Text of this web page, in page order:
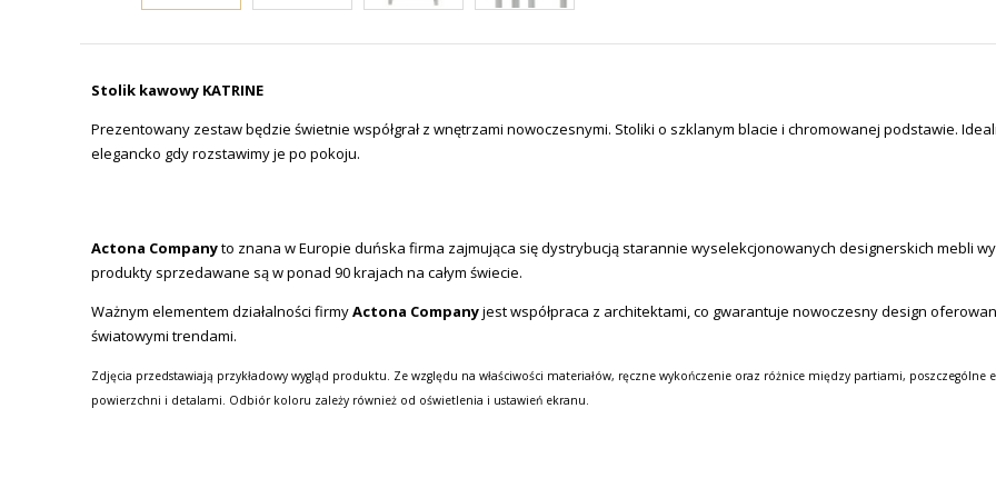
Stolik kawowy KATRINE
Prezentowany zestaw będzie świetnie współgrał z wnętrzami nowoczesnymi. Stoliki o szklanym blacie i chromowanej podstawie.
elegancko gdy rozstawimy je po pokoju.
Actona Companyto znana w Europie duńska firma zajmująca się dystrybucją starannie wyselekcjonowanych designerskich mebli
produkty sprzedawane są w ponad 90 krajach na całym świecie.
Ważnym elementem działalności firmyActona Companyjest współpraca z architektami, co gwarantuje nowoczesny design
światowymi trendami.
Zdjęcia przedstawiają przykładowy wygląd produktu. Ze względu na właściwości materiałów, ręczne wykończenie oraz różnice między partiami,
powierzchni i detalami. Odbiór koloru zależy również od oświetlenia i ustawień ekranu.